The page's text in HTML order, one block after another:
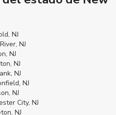
NJ
NJ
NJ
NJ
NJ
NJ
NJ
City, NJ
NJ